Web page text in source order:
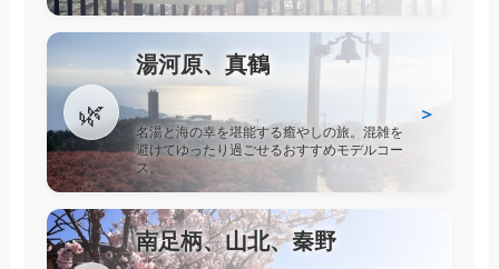
🌿
湯河原、真鶴
名湯と海の幸を堪能する癒やしの旅。混雑を
避けてゆったり過ごせるおすすめモデルコー
ス。
＞
南足柄、山北、秦野